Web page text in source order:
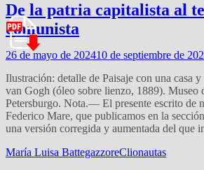
De la patria capitalista al
comunista
26 de mayo de 202410 de septiembre de
Ilustración: detalle de Paisaje con una casa
van Gogh (óleo sobre lienzo, 1889). Museo
Petersburgo. Nota.— El presente escrito de
Federico Mare, que publicamos en la
una versión corregida y aumentada del que
María Luisa BattegazzoreClionautas